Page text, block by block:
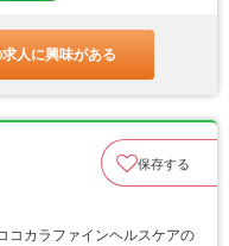
求人に興味がある
保存する
カラファインヘルスケアの